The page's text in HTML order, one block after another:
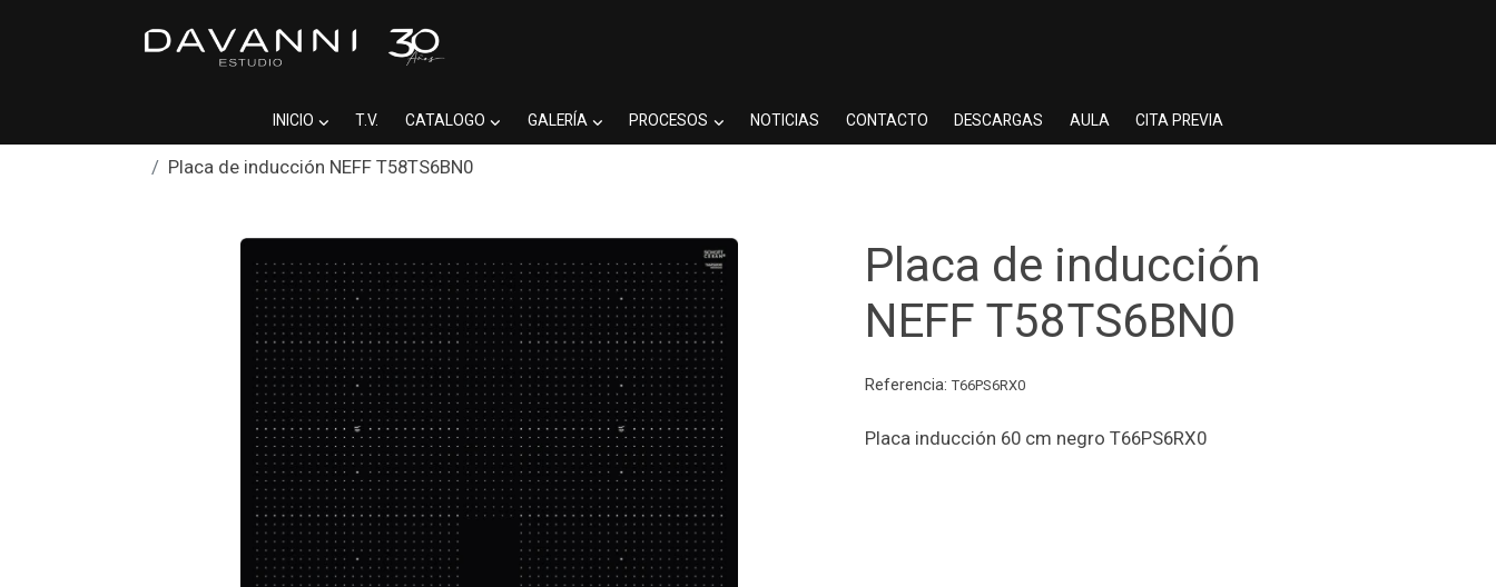
INICIO T.V. CATALOGO GALERÍA PROCESOS NOTICIAS CONTACTO DESCARGAS AULA CITA PREVIA
Placa de inducción NEFF T58TS6BN0
Placa de inducción
NEFF T58TS6BN0
Referencia:T66PS6RX0
Placa inducción 60 cm negro T66PS6RX0